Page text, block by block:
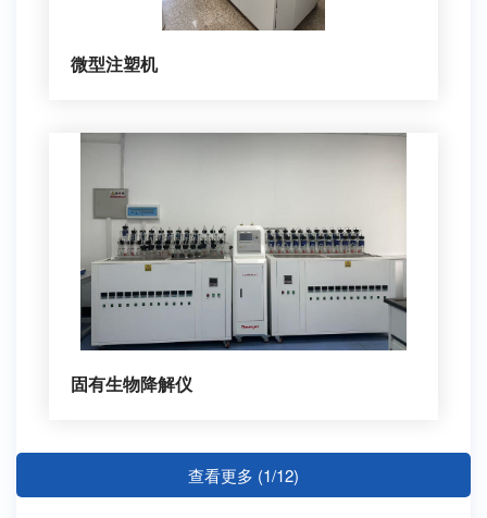
微型注塑机
固有生物降解仪
查看更多 (1/12)